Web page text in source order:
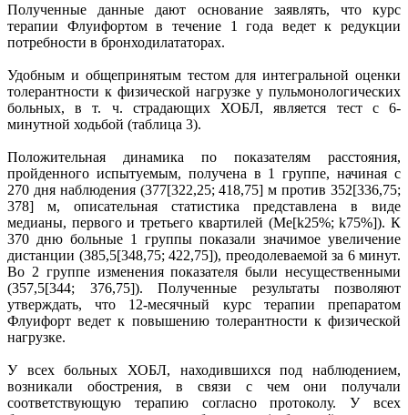
Полученные данные дают основание заявлять, что курс
терапии Флуифортом в течение 1 года ведет к редукции
потребности в бронходилататорах.
Удобным и общепринятым тестом для интегральной оценки
толерантности к физической нагрузке у пульмонологических
больных, в т. ч. страдающих ХОБЛ, является тест с 6-
минутной ходьбой (таблица 3).
Положительная динамика по показателям расстояния,
пройденного испытуемым, получена в 1 группе, начиная с
270 дня наблюдения (377[322,25; 418,75] м против 352[336,75;
378] м, описательная статистика представлена в виде
медианы, первого и третьего квартилей (Ме[k25%; k75%]). К
370 дню больные 1 группы показали значимое увеличение
дистанции (385,5[348,75; 422,75]), преодолеваемой за 6 минут.
Во 2 группе изменения показателя были несущественными
(357,5[344; 376,75]). Полученные результаты позволяют
утверждать, что 12-месячный курс терапии препаратом
Флуифорт ведет к повышению толерантности к физической
нагрузке.
У всех больных ХОБЛ, находившихся под наблюдением,
возникали обострения, в связи с чем они получали
соответствующую терапию согласно протоколу. У всех